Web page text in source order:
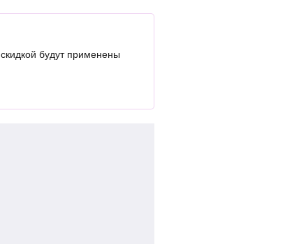
будут применены